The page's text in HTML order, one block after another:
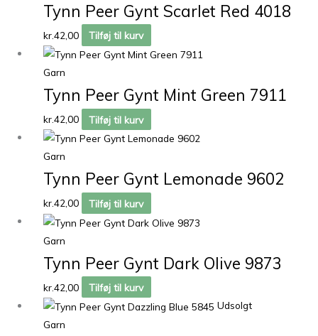
Tynn Peer Gynt Scarlet Red 4018
kr.42,00 Tilføj til kurv
Garn
Tynn Peer Gynt Mint Green 7911
kr.42,00 Tilføj til kurv
Garn
Tynn Peer Gynt Lemonade 9602
kr.42,00 Tilføj til kurv
Garn
Tynn Peer Gynt Dark Olive 9873
kr.42,00
Tilføj til kurv
Udsolgt
Garn